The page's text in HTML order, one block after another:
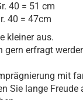
40 = 51 cm
= 47cm
kleiner aus.
gern erfragt
mit
Sie lange Freude